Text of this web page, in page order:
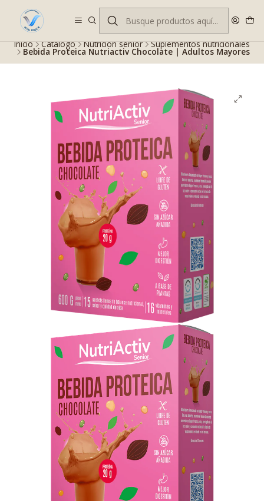
Despacho gratis en RM desde $100.000. Revisa las condiciones.
Inicio Catálogo Nutrición senior Suplementos nutricionales
Bebida Proteica Nutriactiv Chocolate | Adultos Mayores